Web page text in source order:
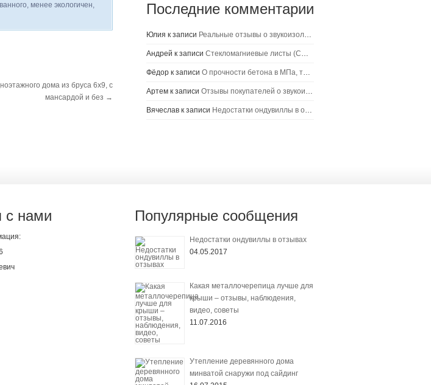
менее экологичен,
дома из бруса 6х9, с
мансардой и без →
Последние комментарии
Юлия к записи Реальные отзывы о звукоизоляции Изоплат
Андрей к записи Стекломагниевые листы (СМЛ), технические характеристики, цена, выводы
Фёдор к записи О прочности бетона в МПа, таблица и единицы измерения
Артем к записи Отзывы покупателей о звукоизоляции Соноплат Комби
Вячеслав к записи Недостатки ондувиллы в отзывах
с нами Популярные сообщения
Недостатки ондувиллы в отзывах
04.05.2017
Какая металлочерепица лучше для
крыши – отзывы, наблюдения,
видео, советы
11.07.2016
Утепление деревянного дома
минватой снаружи под сайдинг